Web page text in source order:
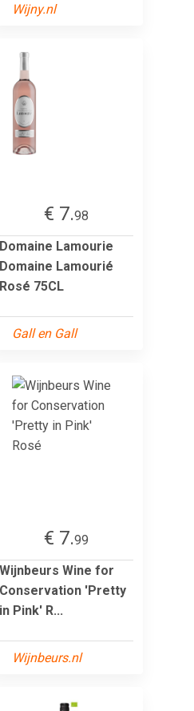
Wijny.nl
€ 7.98
Domaine Lamourie
Domaine Lamourié
Rosé 75CL
Gall en Gall
€ 7.99
Wijnbeurs Wine for
Conservation 'Pretty
in Pink' R...
Wijnbeurs.nl